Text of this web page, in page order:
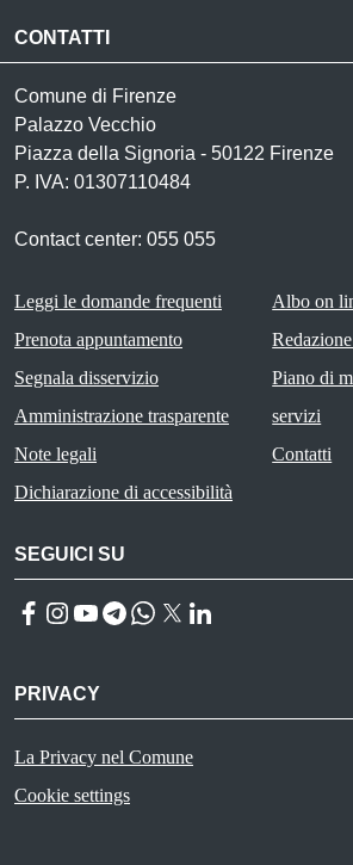
CONTATTI
Comune di Firenze
Palazzo Vecchio
Piazza della Signoria - 50122 Firenze
P. IVA: 01307110484
Contact center: 055 055
Footer menu
Leggi le domande frequenti
Prenota appuntamento
Segnala disservizio
Amministrazione trasparente
Note legali
Dichiarazione di accessibilità
Albo on
Piano di
servizi
Contatti
SEGUICI SU
Facebook
Instagram
YouTube
Telegram
WhatsApp
Twitter
PRIVACY
Useful links section
La Privacy nel Comune
PRIVACY